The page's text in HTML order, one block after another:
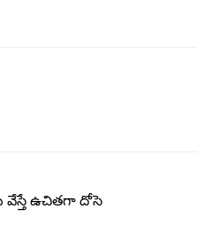
వేస్తే ఉచితగా దోసె